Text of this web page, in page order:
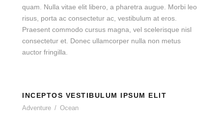
quam. Nulla vitae elit libero, a pharetra augue. Morbi leo
risus, porta ac consectetur ac, vestibulum at eros.
Praesent commodo cursus magna, vel scelerisque nisl
consectetur et. Donec ullamcorper nulla non metus
auctor fringilla.
INCEPTOS VESTIBULUM IPSUM ELIT
Adventure / Ocean